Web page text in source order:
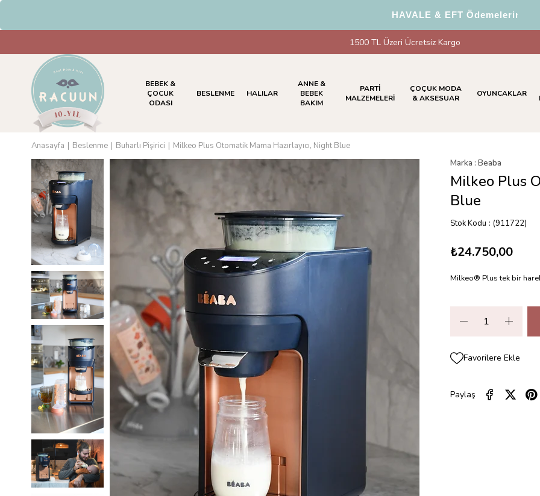
HAVALE & EFT Ödemelerinde %5
1500 TL Üzeri Ücretsiz Kargo
BEBEK &
ÇOCUK
ODASI
BESLENME HALILAR
ANNE &
BEBEK
BAKIM
PARTİ
MALZEMELERİ
ÇOÇUK MODA
& AKSESUAR
OYUNCAKLAR
Anasayfa Beslenme Buharlı Pişirici Milkeo Plus Otomatik Mama Hazırlayıcı, Night Blue
Marka : Beaba
Milkeo Plus
Blue
Stok Kodu (911722)
₺24.750,00
Milkeo® Plus tek bir
Favorilere Ekle
Paylaş